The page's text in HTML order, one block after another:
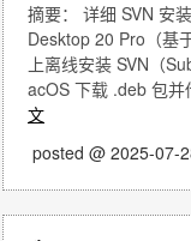
摘要： 详细 SVN 安
Desktop 20 Pro（基
上离线安装 SVN（
acOS 下载 .deb 包
文
posted @ 2025-07-